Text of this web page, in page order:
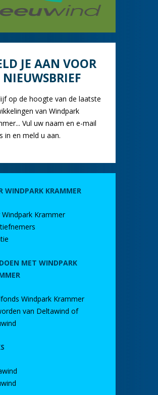
JE AAN VOOR
NIEUWSBRIEF
op de hoogte van de laatste
van Windpark
Vul uw naam en e-mail
in en meld u aan.
WINDPARK KRAMMER
Windpark Krammer
MET WINDPARK
Windpark Krammer
van Deltawind of